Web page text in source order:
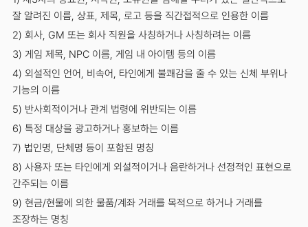
잘 알려진 이름, 상표, 제목, 로고 등을 직간접적으로 인용한 이름
2) 회사, GM 또는 회사 직원을 사칭하거나 사칭하려는 이름
3) 게임 제목, NPC 이름, 게임 내 아이템 등의 이름
4) 외설적인 언어, 비속어, 타인에게 불쾌감을 줄 수 있는 신체 부위나
기능의 이름
5) 반사회적이거나 관계 법령에 위반되는 이름
6) 특정 대상을 광고하거나 홍보하는 이름
7) 법인명, 단체명 등이 포함된 명칭
8) 사용자 또는 타인에게 외설적이거나 음란하거나 선정적인 표현으로
간주되는 이름
9) 현금/현물에 의한 물품/계좌 거래를 목적으로 하거나 거래를
조장하는 명칭